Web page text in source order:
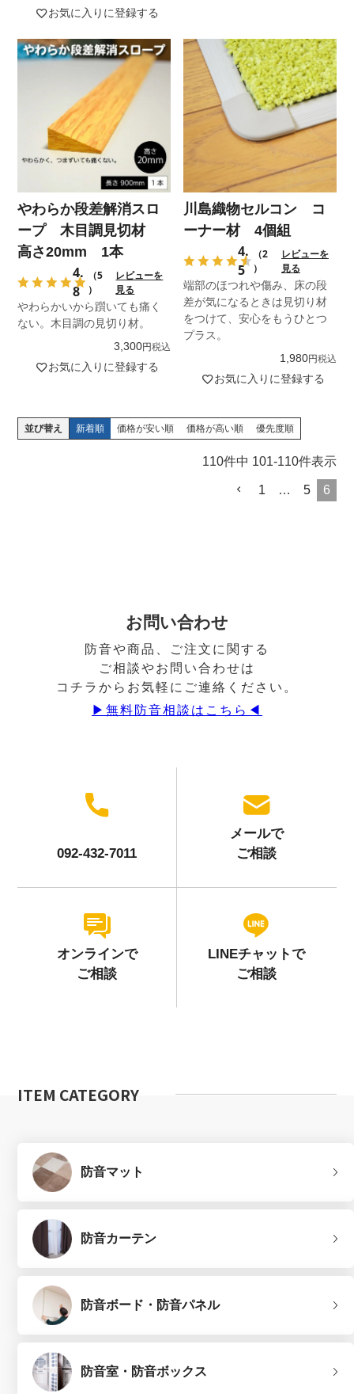
お気に入りに登録する
やわらかいから躓いても痛く
ない。木目調の見切り材。
やわらか段差解消スロ
ープ 木目調見切材
高さ20mm 1本
4.
8
（5
）
レビューを
見る
3,300 税込
お気に入りに登録する
端部のほつれや傷み、床の段
差が気になるときは見切り材
をつけて、安心をもうひとつ
プラス。
川島織物セルコン コ
ーナー材 4個組
4.
5
（2
）
レビューを
見る
1,980 税込
お気に入りに登録する
並び替え 新着順 価格が安い順 価格が高い順 優先度順
110件中 101-110件表示
1 … 5 6
お問い合わせ
防音や商品、ご注文に関する
ご相談やお問い合わせは
コチラからお気軽にご連絡ください。
▶︎無料防音相談はこちら◀︎
092-432-7011
メールで
ご相談
オンラインで
ご相談
LINEチャットで
ご相談
ITEM CATEGORY
防音マット
防音カーテン
防音ボード・防音パネル
防音室・防音ボックス